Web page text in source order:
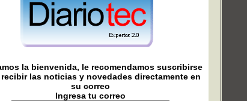
la bienvenida, le recomendamos suscribirse
recibir las noticias y novedades directamente en
su correo
Ingresa tu correo